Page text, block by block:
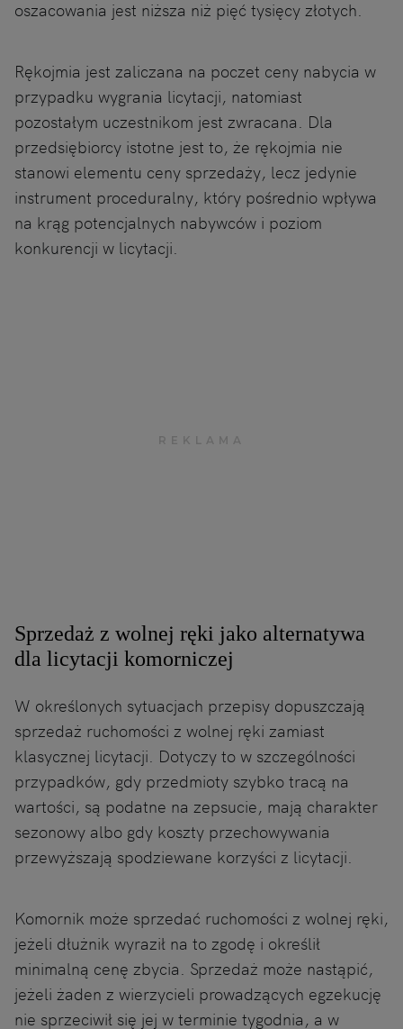
oszacowania jest niższa niż pięć tysięcy złotych.
Rękojmia jest zaliczana na poczet ceny nabycia w
przypadku wygrania licytacji, natomiast
pozostałym uczestnikom jest zwracana. Dla
przedsiębiorcy istotne jest to, że rękojmia nie
stanowi elementu ceny sprzedaży, lecz jedynie
instrument proceduralny, który pośrednio wpływa
na krąg potencjalnych nabywców i poziom
konkurencji w licytacji.
Sprzedaż z wolnej ręki jako alternatywa
dla licytacji komorniczej
W określonych sytuacjach przepisy dopuszczają
sprzedaż ruchomości z wolnej ręki zamiast
klasycznej licytacji. Dotyczy to w szczególności
przypadków, gdy przedmioty szybko tracą na
wartości, są podatne na zepsucie, mają charakter
sezonowy albo gdy koszty przechowywania
przewyższają spodziewane korzyści z licytacji.
Komornik może sprzedać ruchomości z wolnej ręki,
jeżeli dłużnik wyraził na to zgodę i określił
minimalną cenę zbycia. Sprzedaż może nastąpić,
jeżeli żaden z wierzycieli prowadzących egzekucję
nie sprzeciwił się jej w terminie tygodnia, a w